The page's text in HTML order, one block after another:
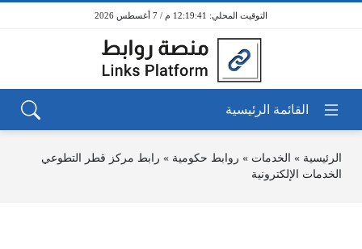
12:19:41 م / 7 أغسطس 2026
الرئيسية » الخدمات » روابط حكومية » رابط مركز قطر التطوعي
الخدمات الإلكترونية